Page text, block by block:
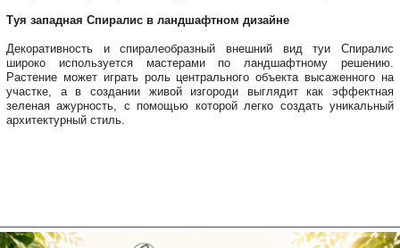
Туя западная Спиралис в ландшафтном дизайне
Декоративность и спиралеобразный внешний вид туи Спиралис
широко используется мастерами по ландшафтному решению.
Растение может играть роль центрального объекта высаженного на
участке, а в создании живой изгороди выглядит как эффектная
зеленая ажурность, с помощью которой легко создать уникальный
архитектурный стиль.